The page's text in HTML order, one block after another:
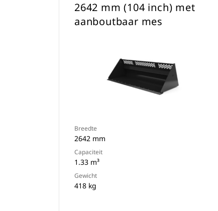
2642 mm (104 inch) met
aanboutbaar mes
Breedte
2642 mm
Capaciteit
1.33 m³
Gewicht
418 kg